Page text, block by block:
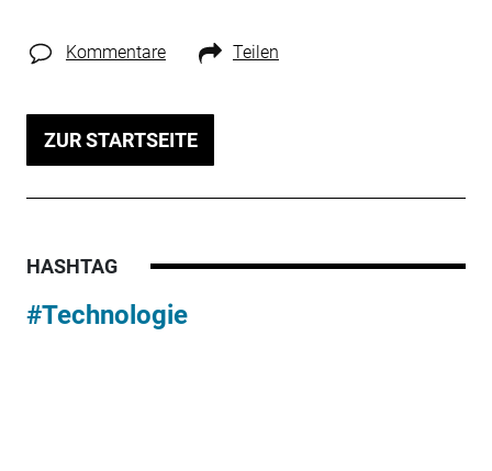
Kommentare Teilen
ZUR STARTSEITE
HASHTAG
#Technologie